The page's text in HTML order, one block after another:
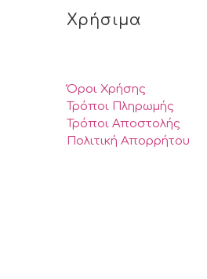
Χρήσιμα
Όροι Χρήσης
Τρόποι Πληρωμής
Τρόποι Αποστολής
Πολιτική Απορρήτου